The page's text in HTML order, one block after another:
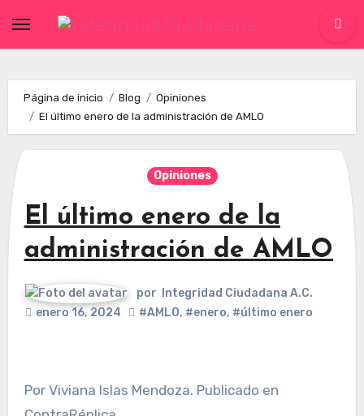
Página de inicio Blog
Opiniones
El último enero de la administración de AMLO
Opiniones
El último enero de la
administración de AMLO
por
Integridad Ciudadana A.C.
enero 16, 2024
#AMLO, #enero, #último enero
Por Viviana Islas Mendoza. Publicado en